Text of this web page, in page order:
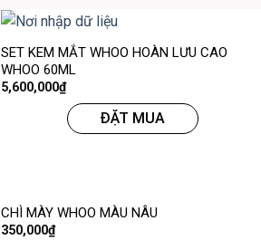
SET KEM MẮT WHOO HOÀN LƯU CAO
WHOO 60ML
5,600,000₫
ĐẶT MUA
CHÌ MÀY WHOO MÀU NÂU
350,000₫